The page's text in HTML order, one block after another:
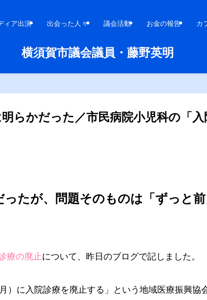
横須賀市議会議員・藤野英明
ィア出演 出会った人々 議会活動 お金の報告 カ
らかだった／市民病院小児科の「
ったが、問題そのものは「ずっと
療の廃止について、昨日のブログで記しました。
）に入院診療を廃止する」という地域医療振興協